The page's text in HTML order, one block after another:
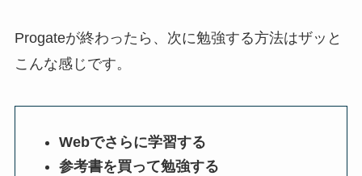
Progateが終わったら、次に勉強する方法はザッと
こんな感じです。
Webでさらに学習する
参考書を買って勉強する